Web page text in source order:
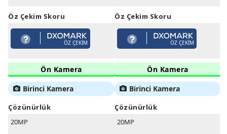
Öz Çekim Skoru
ÖZ ÇEKIM
Ön Kamera
Birinci Kamera
Çözünürlük
20MP
Öz Çekim Skoru
ÖZ ÇEKIM
Ön Kamera
Birinci Kamera
Çözünürlük
20MP